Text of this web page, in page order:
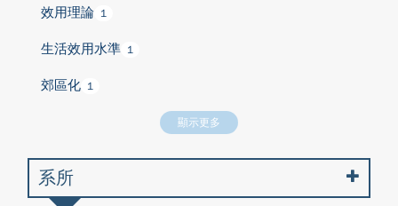
效用理論 1
生活效用水準 1
郊區化 1
顯示更多
系所